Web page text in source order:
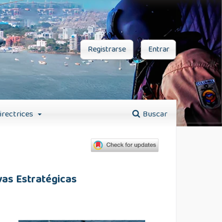
Buscar
Registrarse Entrar
Estratégicas